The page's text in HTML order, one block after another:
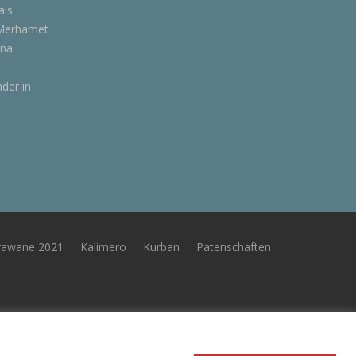
in
2021 Kalimero Kurban
Patenschaften